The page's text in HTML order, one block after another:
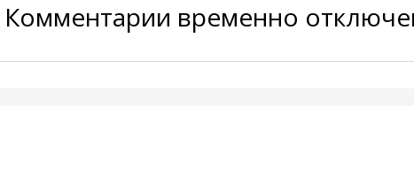
Комментарии временно